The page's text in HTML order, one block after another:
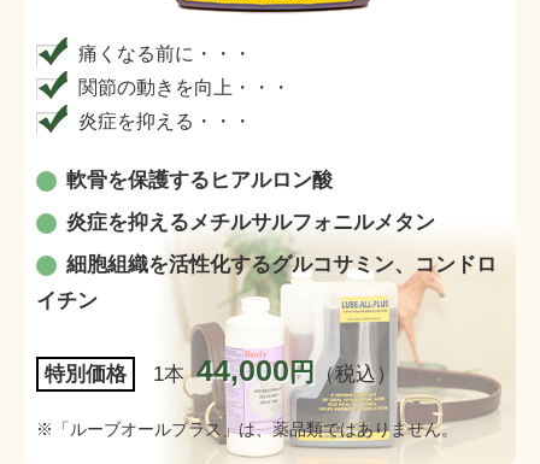
痛くなる前に・・・
関節の動きを向上・・・
炎症を抑える・・・
軟骨を保護するヒアルロン酸
炎症を抑えるメチルサルフォニルメタン
細胞組織を活性化するグルコサミン、コンドロ
イチン
特別価格 1本 44,000円 （税込）
※「ルーブオールプラス」は、薬品類ではありません。